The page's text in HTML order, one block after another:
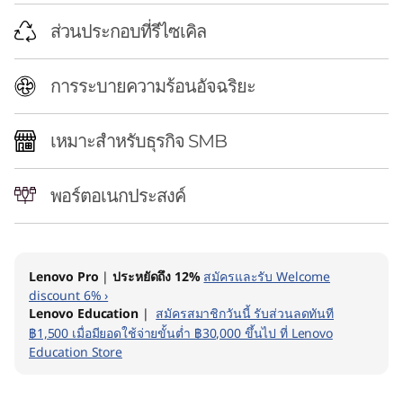
ส่วนประกอบที่รีไซเคิล
การระบายความร้อนอัจฉริยะ
เหมาะสำหรับธุรกิจ SMB
พอร์ตอเนกประสงค์
Lenovo Pro |ประหยัดถึง 12% สมัครและรับ Welcome
discount 6% ›
Lenovo Education| สมัครสมาชิกวันนี้ รับส่วนลดทันที
฿1,500 เมื่อมียอดใช้จ่ายขั้นต่ำ ฿30,000 ขึ้นไป ที่ Lenovo
Education Store